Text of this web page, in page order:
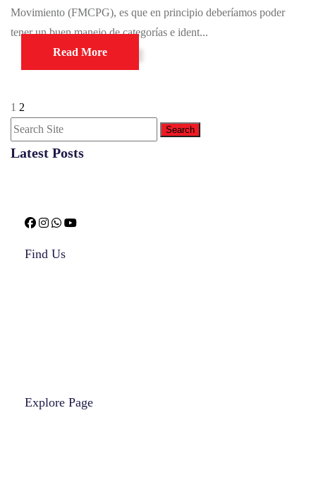
Movimiento (FMCPG), es que en principio deberíamos poder
tener un buen manejo de categorías e ident...
Read More
1 2
Search
Latest Posts
Find Us
Explore Page